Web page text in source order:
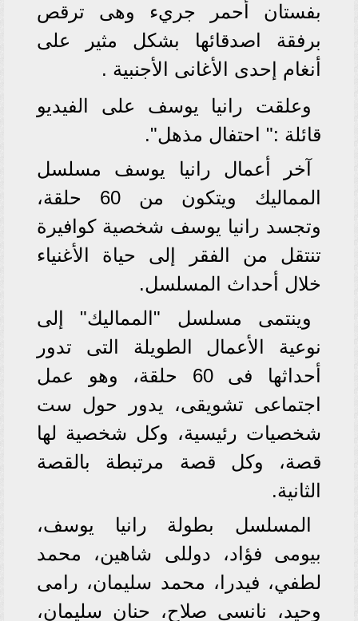
بفستان أحمر جريء وهى ترقص
برفقة اصدقائها بشكل مثير على
أنغام إحدى الأغانى الأجنبية .
وعلقت رانيا يوسف على الفيديو
قائلة :" احتفال مذهل".
آخر أعمال رانيا يوسف مسلسل
المماليك ويتكون من 60 حلقة،
وتجسد رانيا يوسف شخصية كوافيرة
تنتقل من الفقر إلى حياة الأغنياء
خلال أحداث المسلسل.
وينتمى مسلسل "المماليك" إلى
نوعية الأعمال الطويلة التى تدور
أحداثها فى 60 حلقة، وهو عمل
اجتماعى تشويقى، يدور حول ست
شخصيات رئيسية، وكل شخصية لها
قصة، وكل قصة مرتبطة بالقصة
الثانية.
المسلسل بطولة رانيا يوسف،
بيومى فؤاد، دوللى شاهين، محمد
لطفي، فيدرا، محمد سليمان، رامى
وحيد، نانسى صلاح، حنان سليمان،